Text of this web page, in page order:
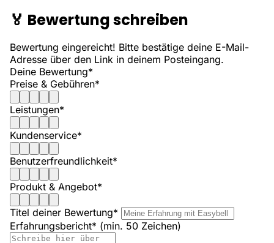
🏅 Bewertung schreiben
Bewertung eingereicht! Bitte bestätige deine E-Mail-
Adresse über den Link in deinem Posteingang.
Deine Bewertung*
Preise & Gebühren*
Leistungen*
Kundenservice*
Benutzerfreundlichkeit*
Produkt & Angebot*
Titel deiner Bewertung*
Erfahrungsbericht* (min. 50 Zeichen)